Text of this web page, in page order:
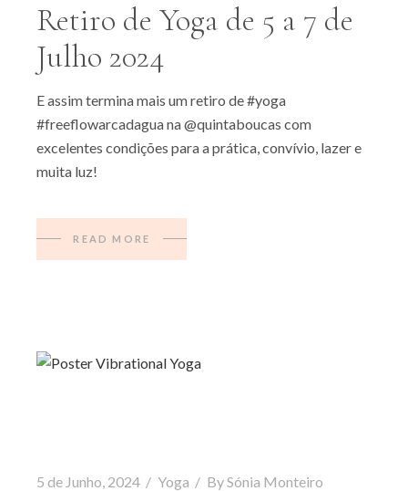
Retiro de Yoga de 5 a 7 de
Julho 2024
E assim termina mais um retiro de #yoga
#freeflowarcadagua na @quintaboucas com
excelentes condições para a prática, convívio, lazer e
muita luz!
READ MORE
5 de Junho, 2024 Yoga BySónia Monteiro